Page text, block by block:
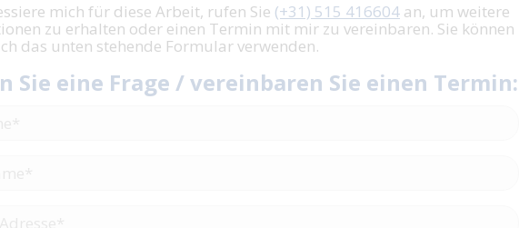
mich für diese Arbeit, rufen Sie (+31) 515 416604 an, um weitere
zu erhalten oder einen Termin mit mir zu vereinbaren. Sie können
das unten stehende Formular verwenden.
Sie eine Frage / vereinbaren Sie einen Termin: